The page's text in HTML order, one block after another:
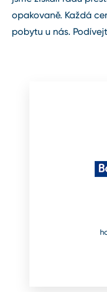
opakovaně. Každá
pobytu u nás.